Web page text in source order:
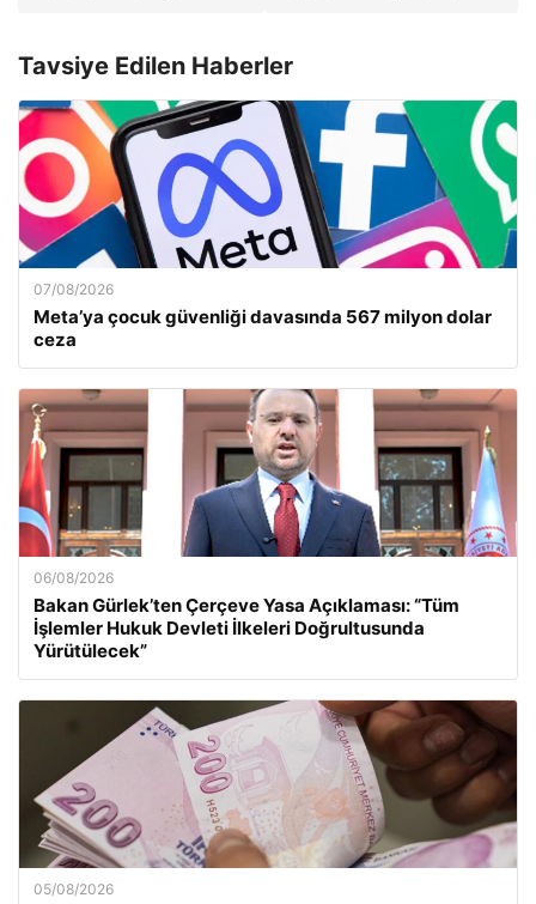
Tavsiye Edilen Haberler
07/08/2026
Meta’ya çocuk güvenliği davasında 567 milyon dolar
ceza
06/08/2026
Bakan Gürlek’ten Çerçeve Yasa Açıklaması: “Tüm
İşlemler Hukuk Devleti İlkeleri Doğrultusunda
Yürütülecek”
05/08/2026